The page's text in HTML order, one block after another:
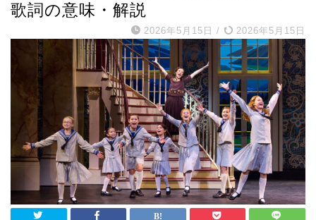
歌詞の意味・解説
2026年5月15日 / 2026年5月15日